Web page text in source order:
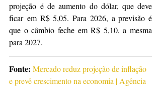
projeção é de aumento do dólar, que deve
ficar em R$ 5,05. Para 2026, a previsão é
que o câmbio feche em R$ 5,10, a mesma
para 2027.
Fonte: Mercado reduz projeção de inflação
e prevê crescimento na economia | Agência